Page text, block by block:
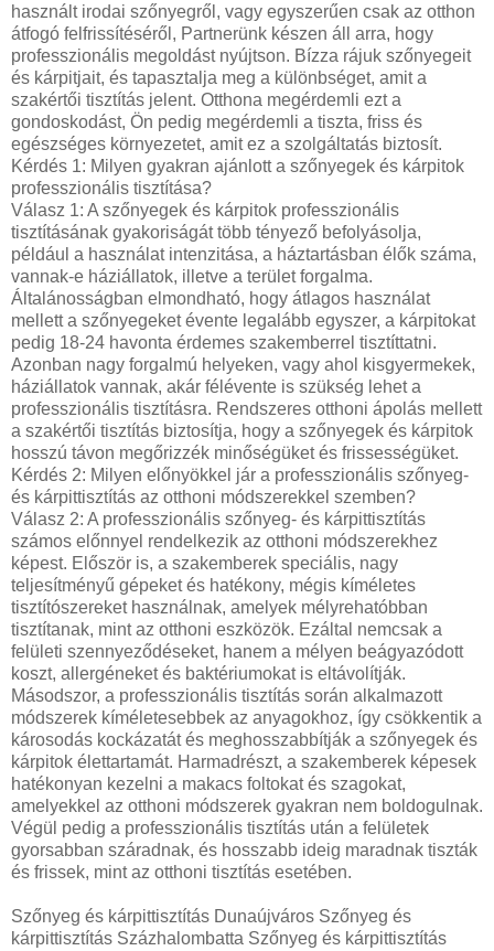
használt irodai szőnyegről, vagy egyszerűen csak az otthon
átfogó felfrissítéséről, Partnerünk készen áll arra, hogy
professzionális megoldást nyújtson. Bízza rájuk szőnyegeit
és kárpitjait, és tapasztalja meg a különbséget, amit a
szakértői tisztítás jelent. Otthona megérdemli ezt a
gondoskodást, Ön pedig megérdemli a tiszta, friss és
egészséges környezetet, amit ez a szolgáltatás biztosít.
Kérdés 1: Milyen gyakran ajánlott a szőnyegek és kárpitok
professzionális tisztítása?
Válasz 1: A szőnyegek és kárpitok professzionális
tisztításának gyakoriságát több tényező befolyásolja,
például a használat intenzitása, a háztartásban élők száma,
vannak-e háziállatok, illetve a terület forgalma.
Általánosságban elmondható, hogy átlagos használat
mellett a szőnyegeket évente legalább egyszer, a kárpitokat
pedig 18-24 havonta érdemes szakemberrel tisztíttatni.
Azonban nagy forgalmú helyeken, vagy ahol kisgyermekek,
háziállatok vannak, akár félévente is szükség lehet a
professzionális tisztításra. Rendszeres otthoni ápolás mellett
a szakértői tisztítás biztosítja, hogy a szőnyegek és kárpitok
hosszú távon megőrizzék minőségüket és frissességüket.
Kérdés 2: Milyen előnyökkel jár a professzionális szőnyeg-
és kárpittisztítás az otthoni módszerekkel szemben?
Válasz 2: A professzionális szőnyeg- és kárpittisztítás
számos előnnyel rendelkezik az otthoni módszerekhez
képest. Először is, a szakemberek speciális, nagy
teljesítményű gépeket és hatékony, mégis kíméletes
tisztítószereket használnak, amelyek mélyrehatóbban
tisztítanak, mint az otthoni eszközök. Ezáltal nemcsak a
felületi szennyeződéseket, hanem a mélyen beágyazódott
koszt, allergéneket és baktériumokat is eltávolítják.
Másodszor, a professzionális tisztítás során alkalmazott
módszerek kíméletesebbek az anyagokhoz, így csökkentik a
károsodás kockázatát és meghosszabbítják a szőnyegek és
kárpitok élettartamát. Harmadrészt, a szakemberek képesek
hatékonyan kezelni a makacs foltokat és szagokat,
amelyekkel az otthoni módszerek gyakran nem boldogulnak.
Végül pedig a professzionális tisztítás után a felületek
gyorsabban száradnak, és hosszabb ideig maradnak tiszták
és frissek, mint az otthoni tisztítás esetében.
Szőnyeg és kárpittisztítás Dunaújváros Szőnyeg és
kárpittisztítás Százhalombatta Szőnyeg és kárpittisztítás